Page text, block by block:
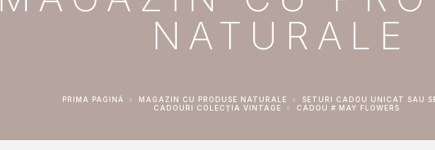
NATURALE
PRIMA PAGINĂ MAGAZIN CU PRODUSE NATURALE
SETURI CADOU UNICAT SAU
CADOURI COLECȚIA VINTAGE
CADOU # MAY FLOWERS